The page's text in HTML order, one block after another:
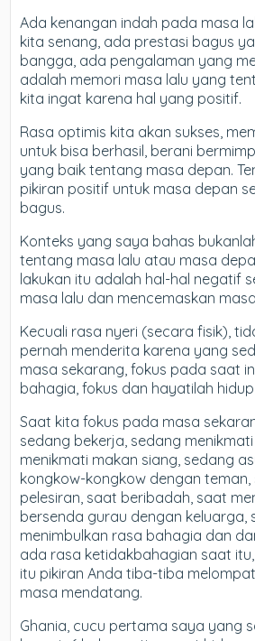
Ada kenangan indah pada masa
kita senang, ada prestasi bagus
bangga, ada pengalaman yang
adalah memori masa lalu yang
kita ingat karena hal yang positif.
Rasa optimis kita akan sukses,
untuk bisa berhasil, berani
yang baik tentang masa depan.
pikiran positif untuk masa depan
bagus.
Konteks yang saya bahas
tentang masa lalu atau masa
lakukan itu adalah hal-hal negatif
masa lalu dan mencemaskan
Kecuali rasa nyeri (secara fisik),
pernah menderita karena yang
masa sekarang, fokus pada saat
bahagia, fokus dan hayatilah
Saat kita fokus pada masa
sedang bekerja, sedang
menikmati makan siang, sedang
kongkow-kongkow dengan
pelesiran, saat beribadah, saat
bersenda gurau dengan keluarga,
menimbulkan rasa bahagia dan
ada rasa ketidakbahagian saat
itu pikiran Anda tiba-tiba
masa mendatang.
Ghania, cucu pertama saya yang